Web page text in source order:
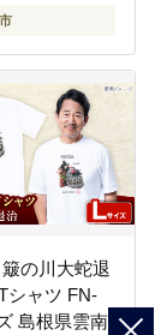
の川大蛇退
シャツ FN-
島根県雲南